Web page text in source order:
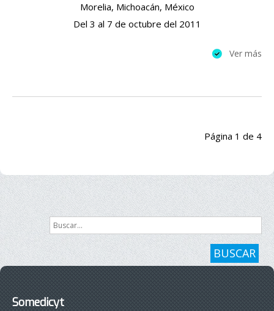
Morelia, Michoacán, México
Del 3 al 7 de octubre del 2011
Ver más
Página 1 de 4
Buscar...
BUSCAR
Somedicyt